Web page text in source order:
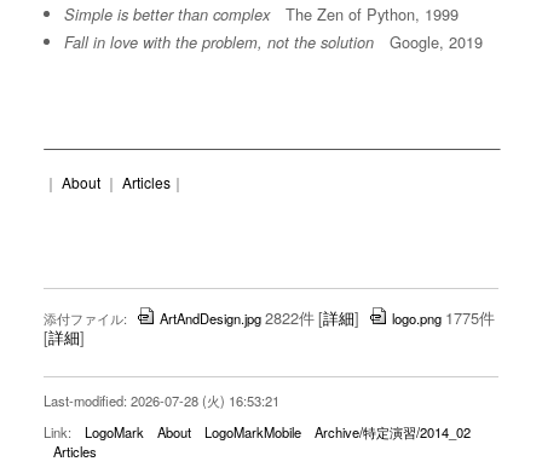
Simple is better than complexThe Zen of Python, 1999
Fall in love with the problem, not the solution Google, 2019
｜ About｜ Articles｜
添付ファイル: ArtAndDesign.jpg2822件[詳細] logo.png 1775件
[詳細]
Last-modified: 2026-07-28 (火) 16:53:21
Link:
LogoMark About LogoMarkMobile
Archive/特定演習/2014_02
Articles